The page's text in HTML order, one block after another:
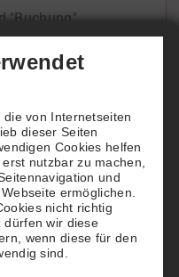
"Buchung"
Wochenansicht
und freie Zeiten.
einen späteren
Ihre Gäste
von Internetseiten
dieser Seiten
Cookies helfen
nutzbar zu machen,
und
ermöglichen.
nicht richtig
dürfen wir diese
wenn diese für den
sind.